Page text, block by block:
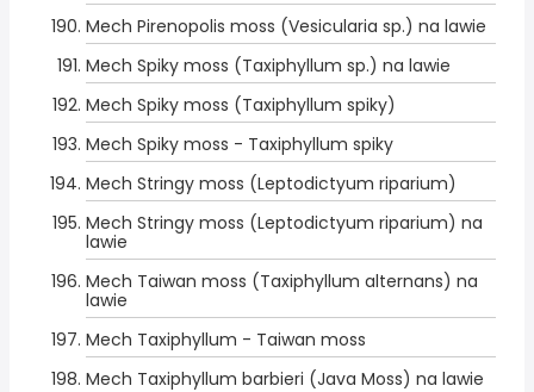
Mech Pirenopolis moss (Vesicularia sp.) na lawie
Mech Spiky moss (Taxiphyllum sp.) na lawie
Mech Spiky moss (Taxiphyllum spiky)
Mech Spiky moss - Taxiphyllum spiky
Mech Stringy moss (Leptodictyum riparium)
Mech Stringy moss (Leptodictyum riparium) na
lawie
Mech Taiwan moss (Taxiphyllum alternans) na
lawie
Mech Taxiphyllum - Taiwan moss
Mech Taxiphyllum barbieri (Java Moss) na lawie